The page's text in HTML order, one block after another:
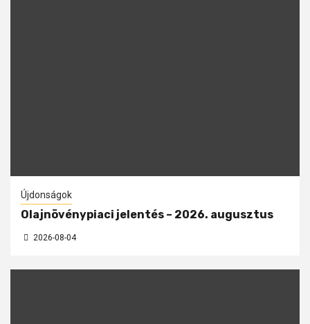
Újdonságok
Olajnövénypiaci jelentés – 2026. augusztus
2026-08-04